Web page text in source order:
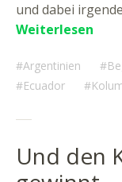
und dabei
Weiterlesen
Argentinien
Ecuador
Und den